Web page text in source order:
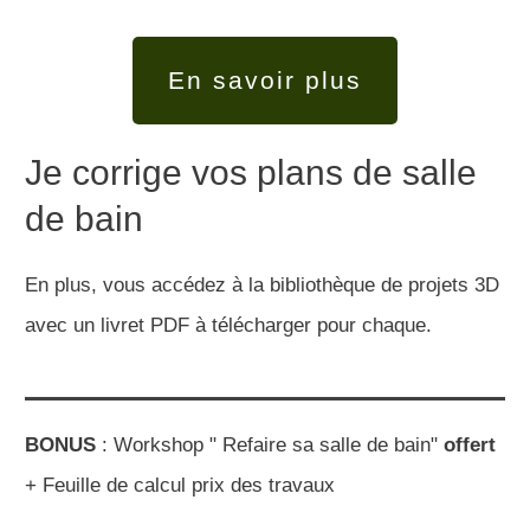
En savoir plus
Je corrige vos plans de salle
de bain
En plus, vous accédez à la bibliothèque de projets 3D
avec un livret PDF à télécharger pour chaque.
BONUS : Workshop " Refaire sa salle de bain" offert
+ Feuille de calcul prix des travaux